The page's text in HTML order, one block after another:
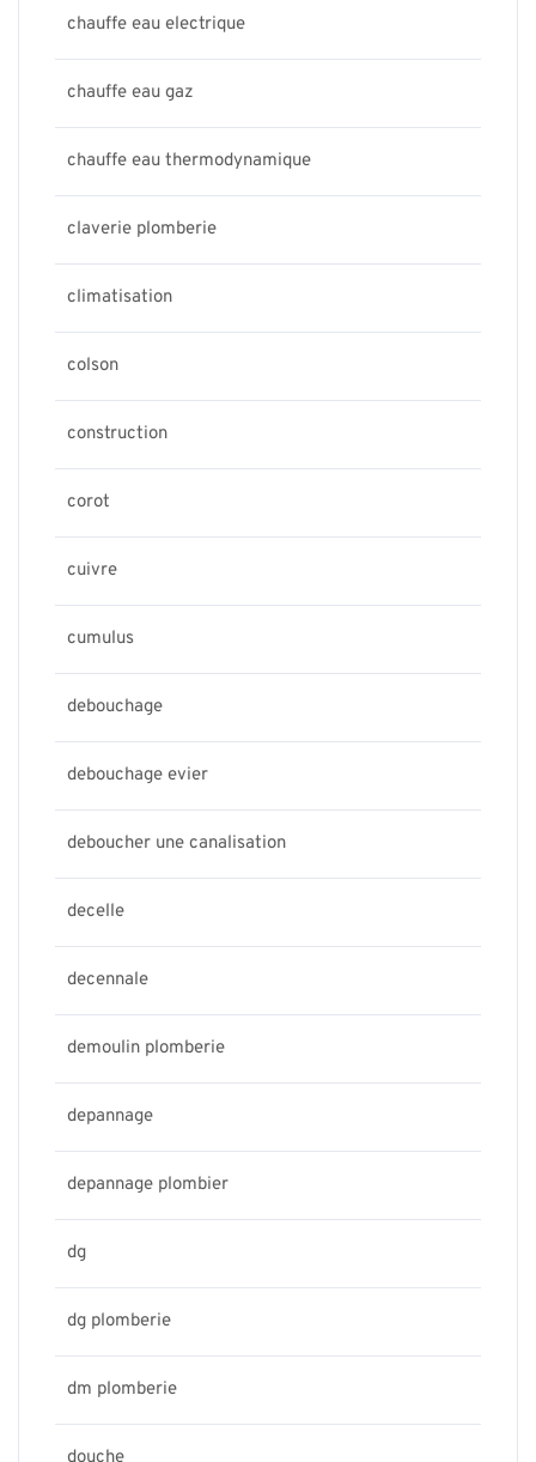
chauffe eau electrique
chauffe eau gaz
chauffe eau thermodynamique
claverie plomberie
climatisation
colson
construction
corot
cuivre
cumulus
debouchage
debouchage evier
deboucher une canalisation
decelle
decennale
demoulin plomberie
depannage
depannage plombier
dg
dg plomberie
dm plomberie